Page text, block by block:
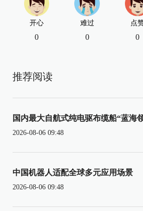
开心
0
难过
0
点
0
推荐阅读
国内最大自航式纯电驱布缆船“蓝海
2026-08-06 09:48
中国机器人适配全球多元应用场景
2026-08-06 09:48